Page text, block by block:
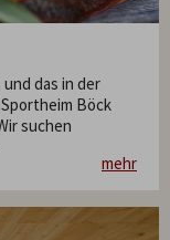
das in der
Böck
suchen
mehr